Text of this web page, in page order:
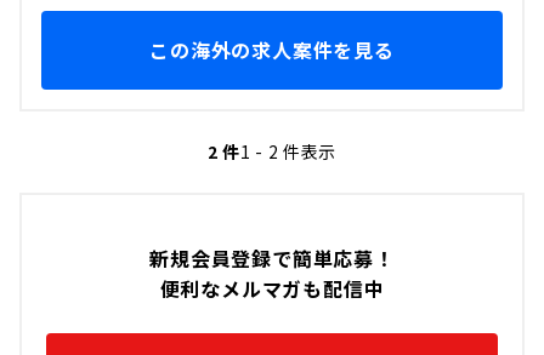
新規会員登録で簡単応募！
便利なメルマガも配信中
この海外の求人案件を見る
2 件1 - 2 件表示